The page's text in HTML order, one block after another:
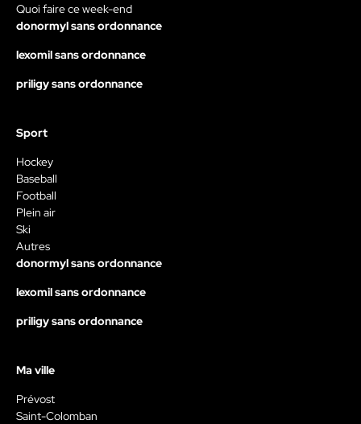
Quoi faire ce week-end
donormyl sans ordonnance
lexomil sans ordonnance
priligy sans ordonnance
Sport
Hockey
Baseball
Football
Plein air
Ski
Autres
donormyl sans ordonnance
lexomil sans ordonnance
priligy sans ordonnance
Ma ville
Prévost
Saint-Colomban